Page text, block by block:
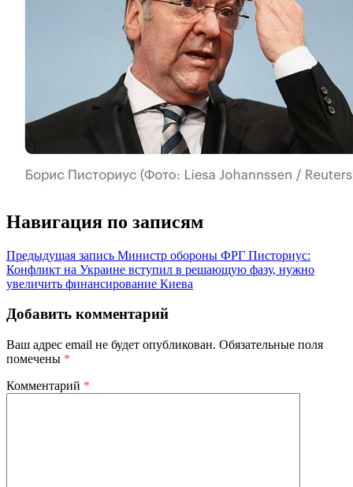
Навигация по записям
Предыдущая запись Министр обороны ФРГ Писториус:
Конфликт на Украине вступил в решающую фазу, нужно
увеличить финансирование Киева
Добавить комментарий
Ваш адрес email не будет опубликован. Обязательные поля
помечены *
Комментарий *